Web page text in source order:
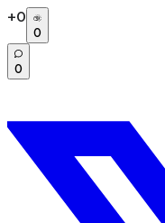
+0
0
0